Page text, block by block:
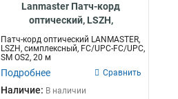
Lanmaster Патч-корд
оптический, LSZH,
симплексный, FC/UPC-
FC/UPC, SM OS2 LAN-FC-
FC/SU-20
Патч-корд оптический LANMASTER,
LSZH, симплексный, FC/UPC-FC/UPC,
SM OS2, 20 м
Подробнее Сравнить
Наличие: В наличии